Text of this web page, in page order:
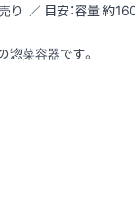
り ／ 目安：容量 約
菜容器です。